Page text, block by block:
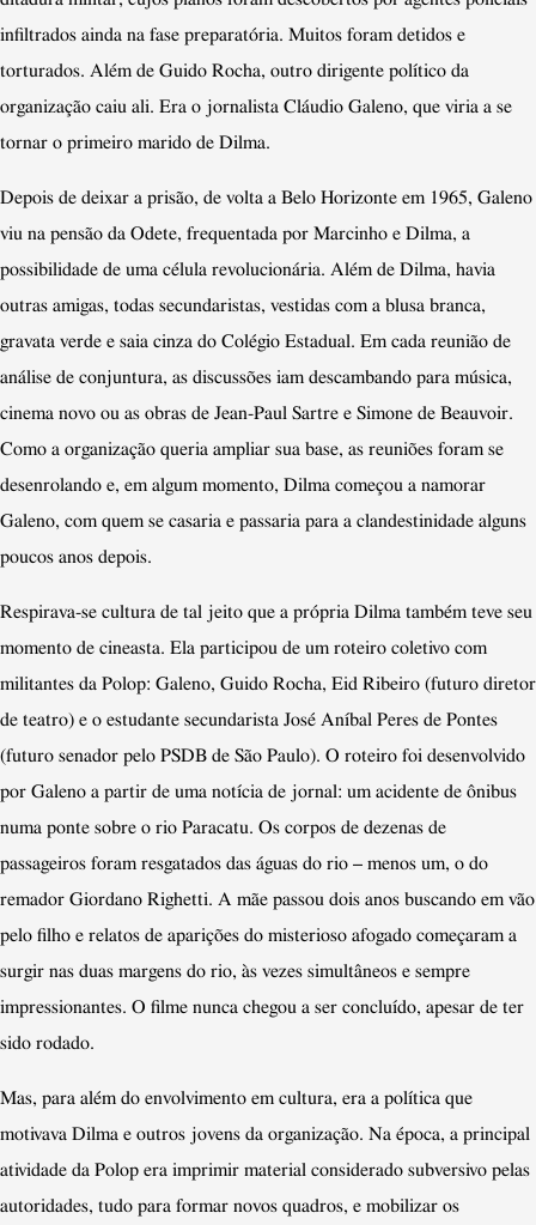
infiltrados ainda na fase preparatória. Muitos foram detidos e
torturados. Além de Guido Rocha, outro dirigente político da
organização caiu ali. Era o jornalista Cláudio Galeno, que viria a se
tornar o primeiro marido de Dilma.
Depois de deixar a prisão, de volta a Belo Horizonte em 1965, Galeno
viu na pensão da Odete, frequentada por Marcinho e Dilma, a
possibilidade de uma célula revolucionária. Além de Dilma, havia
outras amigas, todas secundaristas, vestidas com a blusa branca,
gravata verde e saia cinza do Colégio Estadual. Em cada reunião de
análise de conjuntura, as discussões iam descambando para música,
cinema novo ou as obras de Jean-Paul Sartre e Simone de Beauvoir.
Como a organização queria ampliar sua base, as reuniões foram se
desenrolando e, em algum momento, Dilma começou a namorar
Galeno, com quem se casaria e passaria para a clandestinidade alguns
poucos anos depois.
Respirava-se cultura de tal jeito que a própria Dilma também teve seu
momento de cineasta. Ela participou de um roteiro coletivo com
militantes da Polop: Galeno, Guido Rocha, Eid Ribeiro (futuro diretor
de teatro) e o estudante secundarista José Aníbal Peres de Pontes
(futuro senador pelo PSDB de São Paulo). O roteiro foi desenvolvido
por Galeno a partir de uma notícia de jornal: um acidente de ônibus
numa ponte sobre o rio Paracatu. Os corpos de dezenas de
passageiros foram resgatados das águas do rio – menos um, o do
remador Giordano Righetti. A mãe passou dois anos buscando em vão
pelo filho e relatos de aparições do misterioso afogado começaram a
surgir nas duas margens do rio, às vezes simultâneos e sempre
impressionantes. O filme nunca chegou a ser concluído, apesar de ter
sido rodado.
Mas, para além do envolvimento em cultura, era a política que
motivava Dilma e outros jovens da organização. Na época, a principal
atividade da Polop era imprimir material considerado subversivo pelas
autoridades, tudo para formar novos quadros, e mobilizar os